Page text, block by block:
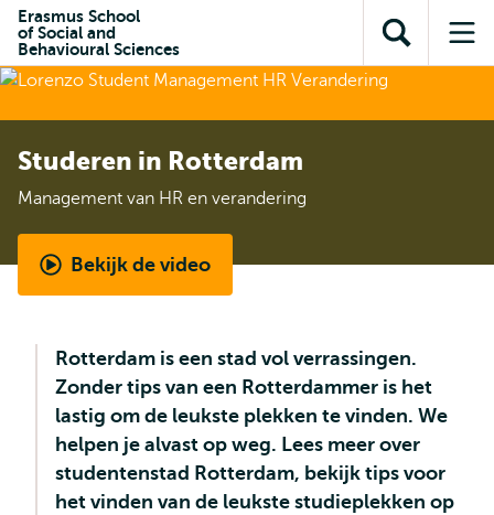
inhoud
gaan
gaan
Direct naar
subnavigatie
Erasmus School
of Social and
Behavioural Sciences
Toon
zoekveld
Studeren in Rotterdam
Management van HR en verandering
Bekijk de video
Student
-
Master
Management
van
HR
en
Rotterdam is een stad vol verrassingen.
Zonder tips van een Rotterdammer is het
lastig om de leukste plekken te vinden. We
helpen je alvast op weg. Lees meer over
studentenstad Rotterdam, bekijk tips voor
het vinden van de leukste studieplekken op